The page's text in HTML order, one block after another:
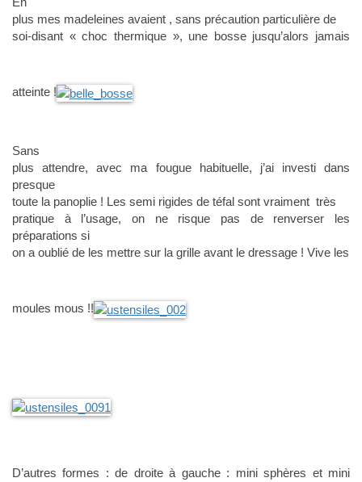
plus mes madeleines avaient , sans précaution particulière de
soi-disant « choc thermique », une bosse jusqu’alors jamais
atteinte !
Sans
plus attendre, avec ma fougue habituelle, j’ai investi dans
presque
toute la panoplie ! Les semi rigides de téfal sont vraiment très
pratique à l’usage, on ne risque pas de renverser les
préparations si
on a oublié de les mettre sur la grille avant le dressage ! Vive les
moules mous !!
D’autres formes : de droite à gauche : mini sphères et mini